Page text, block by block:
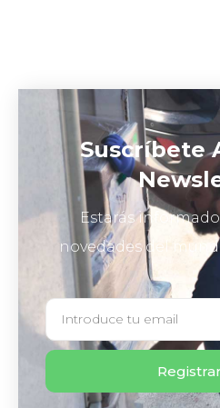
Suscríbete
Estarás
novedades del